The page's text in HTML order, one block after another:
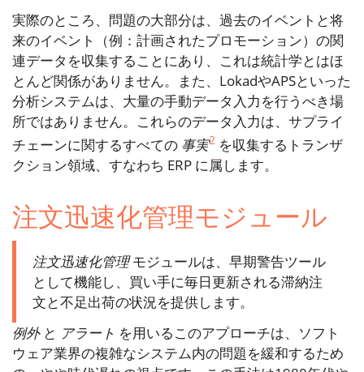
実際のところ、問題の大部分は、過去のイベントと将
来のイベント（例：計画されたプロモーション）の関
連データを収集することにあり、これは統計学とはほ
とんど関係がありません。また、LokadやAPSといった
分析システムは、大量の手動データ入力を行うべき場
所ではありません。これらのデータ入力は、サプライ
チェーンに関するすべての 事実2 を収集するトランザ
クション領域、すなわち ERP に属します。
注文迅速化管理モジュール
注文迅速化管理モジュールは、早期警告ツール
として機能し、買い手に毎日更新される滞納注
文と不足出荷の状況を提供します。
例外と アラート を用いるこのアプローチは、ソフト
ウェア業界の複雑なシステム内の問題を緩和するため